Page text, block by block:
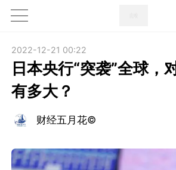
1X
2022-12-21 00:22
日本央行“突袭”全球，
有多大？
财经五月花©